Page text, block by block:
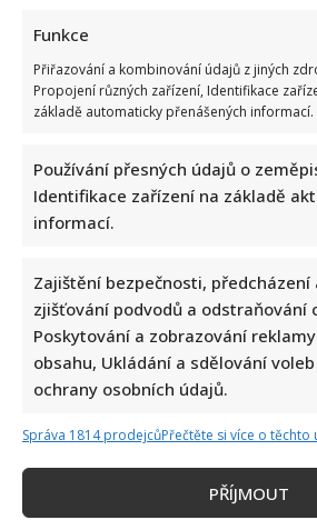
Funkce
Přiřazování a kombinování údajů z jiných
Propojení různých zařízení, Identifikace
základě automaticky přenášených informací.
Používání přesných údajů o
Identifikace zařízení na základě
informací.
Zajištění bezpečnosti, předcházení
zjišťování podvodů a odstraňování
Poskytování a zobrazování
obsahu, Ukládání a sdělování voleb
ochrany osobních údajů.
Správa 1814 prodejcůPřečtěte si více o těchto
PŘÍJMOUT